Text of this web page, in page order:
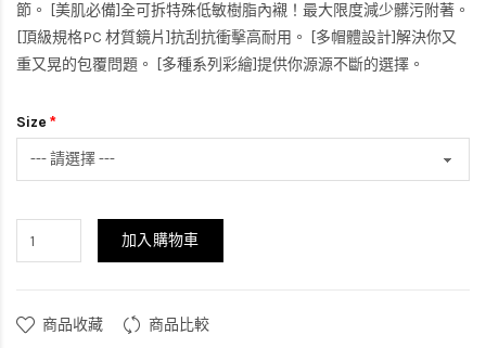
節。 [美肌必備]全可拆特殊低敏樹脂內襯！最大限度減少髒污附著。
[頂級規格PC 材質鏡片]抗刮抗衝擊高耐用。 [多帽體設計]解決你又
重又晃的包覆問題。 [多種系列彩繪]提供你源源不斷的選擇。
Size
加入購物車
商品收藏 商品比較